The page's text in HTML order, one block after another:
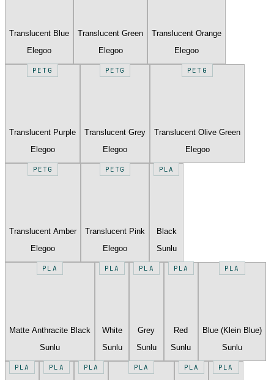
Translucent Blue
Elegoo
Translucent Green
Elegoo
Translucent Orange
Elegoo
PETG
Translucent Purple
Elegoo
PETG
Translucent Grey
Elegoo
PETG
Translucent Olive Green
Elegoo
PETG
Translucent Amber
Elegoo
PETG
Translucent Pink
Elegoo
PLA
Black
Sunlu
PLA
Matte Anthracite Black
Sunlu
PLA
White
Sunlu
PLA
Grey
Sunlu
PLA
Red
Sunlu
PLA
Blue (Klein Blue)
Sunlu
PLA PLA PLA PLA PLA PLA